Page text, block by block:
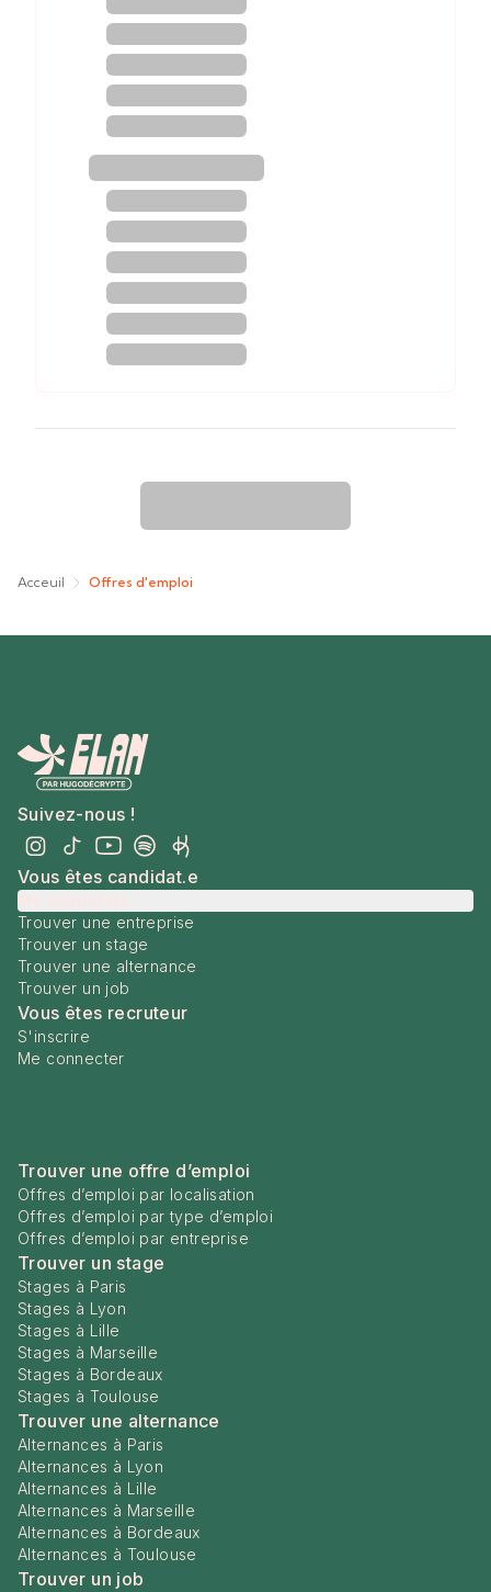
Acceuil Offres d'emploi
Suivez-nous !
Vous êtes candidat.e
Trouver une entreprise
Trouver un stage
Trouver une alternance
Trouver un job
Vous êtes recruteur
S'inscrire
Me connecter
Trouver une offre d’emploi
Offres d’emploi par localisation
Offres d’emploi par type d’emploi
Offres d’emploi par entreprise
Trouver un stage
Stages à Paris
Stages à Lyon
Stages à Lille
Stages à Marseille
Stages à Bordeaux
Stages à Toulouse
Trouver une alternance
Alternances à Paris
Alternances à Lyon
Alternances à Lille
Alternances à Marseille
Alternances à Bordeaux
Alternances à Toulouse
Trouver un job